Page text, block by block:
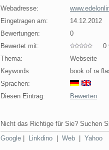
Webadresse:
Eingetragen am:
14.12.2012
Bewertungen:
0
Bewertet mit:
0
Thema:
Webseite
Keywords:
book of ra
Sprachen:
Diesen Eintrag:
Bewerten
Nicht das Richtige für Sie? Suchen
Google
Linkdino Web Yahoo